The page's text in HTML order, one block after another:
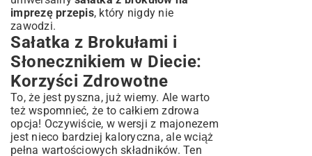
imprezę przepis, który nigdy nie
zawodzi.
Sałatka z Brokułami i
Słonecznikiem w Diecie:
Korzyści Zdrowotne
To, że jest pyszna, już wiemy. Ale warto
też wspomnieć, że to całkiem zdrowa
opcja! Oczywiście, w wersji z majonezem
jest nieco bardziej kaloryczna, ale wciąż
pełna wartościowych składników. Ten